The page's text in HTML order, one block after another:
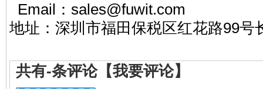
Email：
地址：深圳市福田保税区红花路99号
共有-条评论【我要评论】